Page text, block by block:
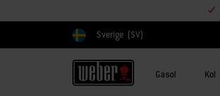
Välj land
Sverige (SV)
Gasol Kol